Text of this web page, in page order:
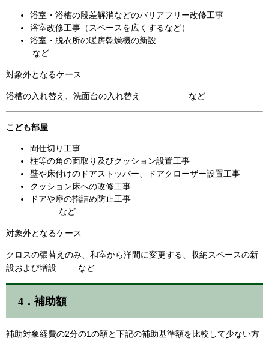
浴室・浴槽の段差解消などのバリアフリー改修工事
浴室改修工事（スペースを広くするなど）
浴室・脱衣所の暖房乾燥機の新設
など
対象外となるケース
浴槽の入れ替え、洗面台の入れ替え など
こども部屋
間仕切り工事
柱等の角の面取り及びクッション設置工事
壁や床付けのドアストッパー、ドアクローザー設置工事
クッション床への改修工事
ドアや扉の指詰め防止工事
など
対象外となるケース
クロスの張替えのみ、和室から洋間に変更する、収納スペースの新
設および増設 など​
​4．補助額
補助対象経費の2分の1の額と下記の補助基準額を比較して少ない方